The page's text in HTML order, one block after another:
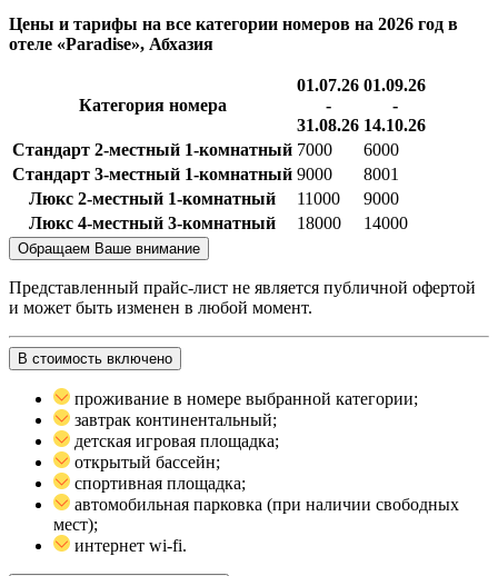
Цены и тарифы на все категории номеров на 2026 год в
отеле «Paradise», Абхазия
Категория номера
01.07.26
-
31.08.26
01.09.26
-
14.10.26
Стандарт 2-местный 1-комнатный 7000
6000
Стандарт 3-местный 1-комнатный 9000
8001
Люкс 2-местный 1-комнатный
11000
9000
Люкс 4-местный 3-комнатный
18000 14000
Обращаем Ваше внимание
Представленный прайс-лист не является публичной офертой
и может быть изменен в любой момент.
В стоимость включено
проживание в номере выбранной категории;
завтрак континентальный;
детская игровая площадка;
открытый бассейн;
спортивная площадка;
автомобильная парковка (при наличии свободных
мест);
интернет wi-fi.